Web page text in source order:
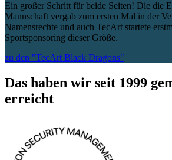
Ein großer Schritt für beide Seiten! Die die
Mannschaft vergab zum ersten Mal in der
Namensrechte und auch TecArt startete
Sportsponsoring dieser Größe.
zu den "TecArt Black Dragons"
Das haben wir seit 1999
erreicht